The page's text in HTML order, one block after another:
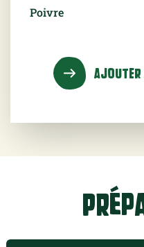
Poivre
AJOUTER